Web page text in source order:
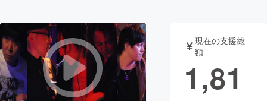
アート・写真 音楽
テクノロジー・ガジェット ゲーム・サ
現在の支援総
額
1,81